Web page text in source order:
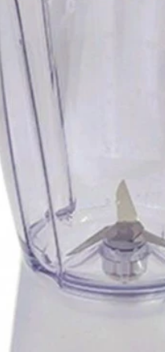
Mixer
Processadores
Ventilador
Serras Marmores
Serras Tico-Tico
Serras Rápidas / Policorte